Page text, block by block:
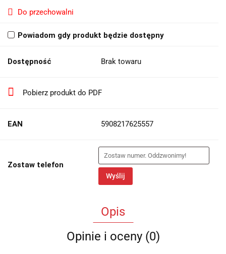
Do przechowalni
Powiadom gdy produkt będzie dostępny
Dostępność Brak towaru
Pobierz produkt do PDF
EAN 5908217625557
Zostaw telefon
Wyślij
Opis
Opinie i oceny (0)